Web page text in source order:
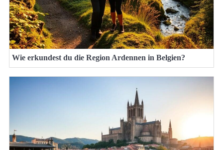
Wie erkundest du die Region Ardennen in Belgien?